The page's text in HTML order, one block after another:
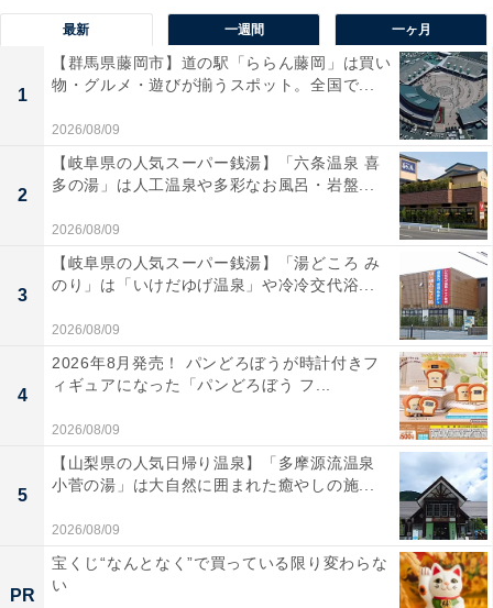
最新 一週間 一ヶ月
1
【群馬県藤岡市】道の駅「ららん藤岡」は買い
物・グルメ・遊びが揃うスポット。全国で...
2026/08/09
2
【岐阜県の人気スーパー銭湯】「六条温泉 喜
多の湯」は人工温泉や多彩なお風呂・岩盤...
2026/08/09
3
【岐阜県の人気スーパー銭湯】「湯どころ み
のり」は「いけだゆげ温泉」や冷冷交代浴...
2026/08/09
4
2026年8月発売！ パンどろぼうが時計付きフ
ィギュアになった「パンどろぼう フ...
2026/08/09
5
【山梨県の人気日帰り温泉】「多摩源流温泉
小菅の湯」は大自然に囲まれた癒やしの施...
2026/08/09
PR
宝くじ“なんとなく”で買っている限り変わらな
い